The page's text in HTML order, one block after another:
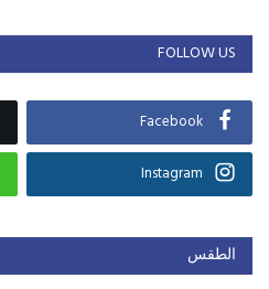
FOLLOW US
Facebook
Instagram
الطقس